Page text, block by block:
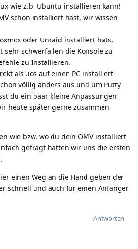
wie z.b. Ubuntu installieren kann!
schon installiert hast, wir wissen
oder Unraid installiert hats,
sehr schwerfallen die Konsole zu
zu Installieren.
als .ios auf einen PC installiert
völlig anders aus und um Putty
du ein paar kleine Anpassungen
heute später gerne zusammen
wie bzw. wo du dein OMV installiert
gefragt hätten wir uns die ersten
einen Weg an die Hand geben der
schnell und auch für einen Anfänger
Antworten